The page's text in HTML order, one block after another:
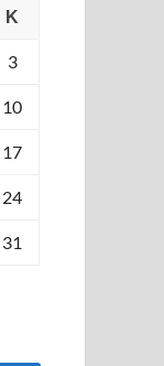
Κ
3
10
17
24
31